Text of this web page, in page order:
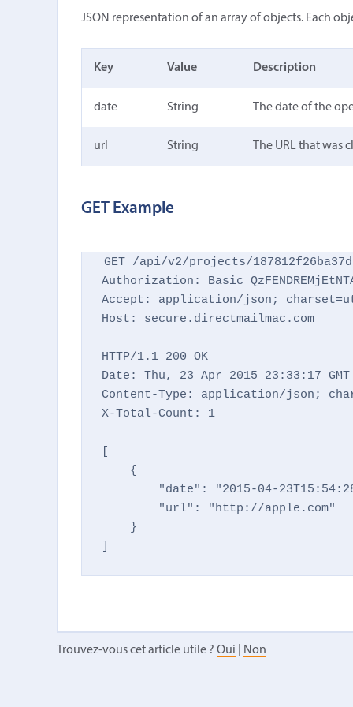
JSON representation of an array of objects. Each
Key Value Description
date String The date of the
url String The URL that was
GET Example
GET /api/v2/projects/
Authorization: Basic
Accept: application/json;
Host: secure.directmailmac.com
HTTP/1.1 200 OK
Date: Thu, 23 Apr 2015 23:33:17 GMT
Content-Type: application/json;
X-Total-Count: 1
[
    {
"date": "2015-04-
        "url": "http://apple.com"
    }
]
Trouvez-vous cet article utile ? Oui Non